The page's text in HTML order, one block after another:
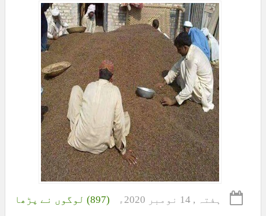
ہفتہ , 14 نومبر 2020ء (897) لوگوں نے پڑھا